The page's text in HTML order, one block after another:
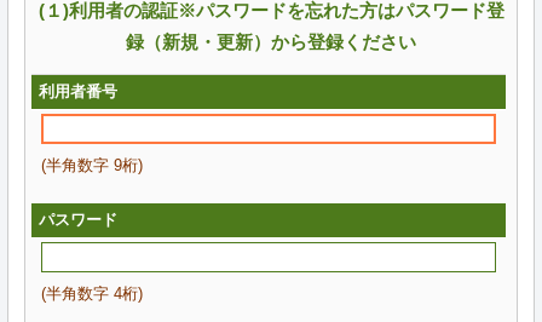
(１)利用者の認証※パスワードを忘れた方はパスワード登
録（新規・更新）から登録ください
利用者番号
(半角数字 9桁)
パスワード
(半角数字 4桁)